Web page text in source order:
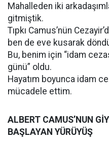
Mahalleden iki
gitmiştik.
Tıpkı Camus’nün
ben de eve kusarak
Bu, benim için “idam
günü” oldu.
Hayatım boyunca idam
mücadele ettim.
ALBERT CAMUS’NUN
BAŞLAYAN YÜRÜYÜŞ